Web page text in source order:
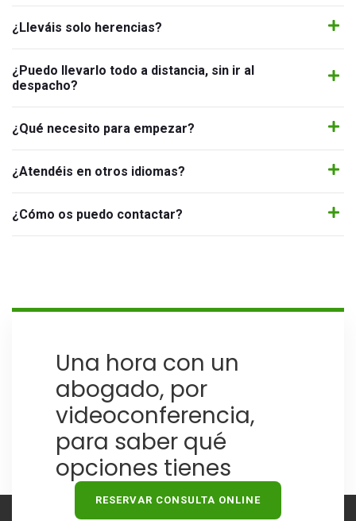
¿Lleváis solo herencias?
¿Puedo llevarlo todo a distancia, sin ir al
despacho?
¿Qué necesito para empezar?
¿Atendéis en otros idiomas?
¿Cómo os puedo contactar?
Una hora con un
abogado, por
videoconferencia,
para saber qué
opciones tienes
RESERVAR CONSULTA ONLINE